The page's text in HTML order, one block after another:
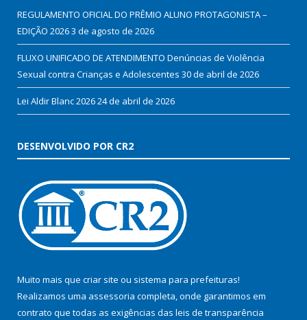
REGULAMENTO OFICIAL DO PRÊMIO ALUNO PROTAGONISTA –
EDIÇÃO 20263 de agosto de 2026
FLUXO UNIFICADO DE ATENDIMENTO Denúncias de Violência
Sexual contra Crianças e Adolescentes 30 de abril de 2026
Lei Aldir Blanc 202624 de abril de 2026
DESENVOLVIDO POR CR2
Muito mais que criar site ou sistema para prefeituras!
Realizamos uma assessoria completa, onde garantimos em
contrato que todas as exigências das leis de transparência